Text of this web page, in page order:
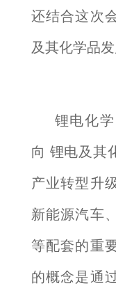
还结合这次
及其化学品
锂电化学
向 锂电及其
产业转型升
新能源汽车
等配套的重
的概念是通